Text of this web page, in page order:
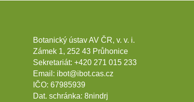
Botanický ústav AV ČR, v. v. i.
Zámek 1, 252 43 Průhonice
Sekretariát:+420 271 015 233
Email: ibot@ibot.cas.cz
IČO:67985939
Dat. schránka:8nindrj